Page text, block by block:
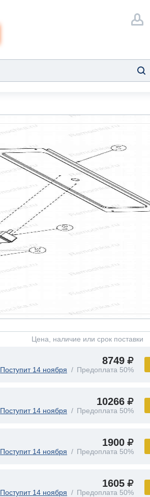
Цена, наличие или срок поставки
8749
Поступит 14 ноября Предоплата 50%
10266
Поступит 14 ноября Предоплата 50%
1900
Поступит 14 ноября Предоплата 50%
1605
Поступит 14 ноября Предоплата 50%